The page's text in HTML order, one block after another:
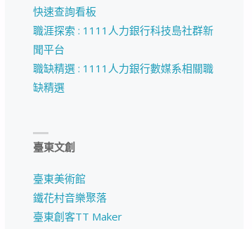
快速查詢看板
職涯探索 : 1111人力銀行科技島社群新
聞平台
職缺精選 : 1111人力銀行數媒系相關職
缺精選
臺東文創
臺東美術館
鐵花村音樂聚落
臺東創客TT Maker